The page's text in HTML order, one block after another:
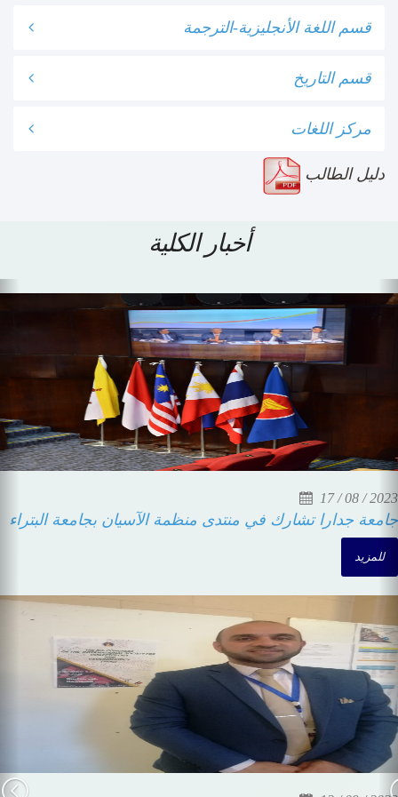
قسم اللغة الأنجليزية-الترجمة
قسم التاريخ
مركز اللغات
دليل الطالب
أخبار الكلية
30 / 01 / 2024
جامعةجدارا والمركز الجغرافي الملكي يوقعان مذكرة
تفاهم
للمزيد
Previous